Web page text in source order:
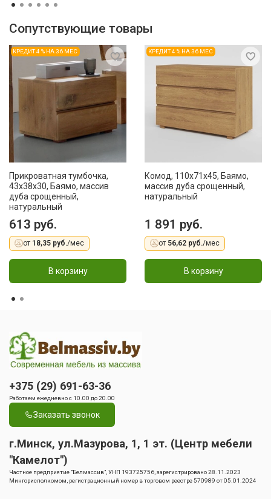
Сопутствующие товары
КРЕДИТ 4 % НА 36 МЕС
Прикроватная тумбочка,
43х38х30, Баямо, массив
дуба срощенный,
натуральный
613 руб.
от 18,35 руб./мес
В корзину
КРЕДИТ 4 % НА 36 МЕС
Комод, 110x71x45, Баямо,
массив дуба срощенный,
натуральный
1 891 руб.
от 56,62 руб./мес
В корзину
+375 (29) 691-63-36
Работаем ежедневно с 10.00 до 20.00
Заказать звонок
г.Минск, ул.Мазурова, 1, 1 эт. (Центр мебели
"Камелот")
Частное предприятие "Белмассив", УНП 193725756, зарегистрировано 28.11.2023
Мингорисполкомом, регистрационный номер в торговом реестре 570989 от 05.01.2024